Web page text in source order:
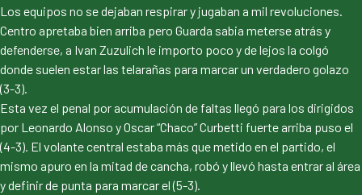
Los equipos no se dejaban respirar y jugaban a mil revoluciones.
Centro apretaba bien arriba pero Guarda sabia meterse atrás y
defenderse, a Ivan Zuzulich le importo poco y de lejos la colgó
donde suelen estar las telarañas para marcar un verdadero golazo
(3-3).
Esta vez el penal por acumulación de faltas llegó para los dirigidos
por Leonardo Alonso y Oscar “Chaco” Curbetti fuerte arriba puso el
(4-3). El volante central estaba más que metido en el partido, el
mismo apuro en la mitad de cancha, robó y llevó hasta entrar al área
y definir de punta para marcar el (5-3).